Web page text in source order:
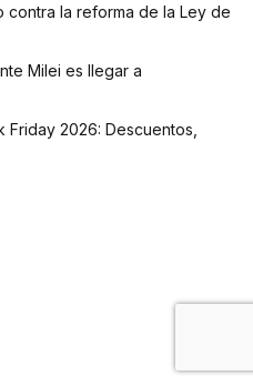
contra la reforma de la Ley de
Milei es llegar a
2026: Descuentos,